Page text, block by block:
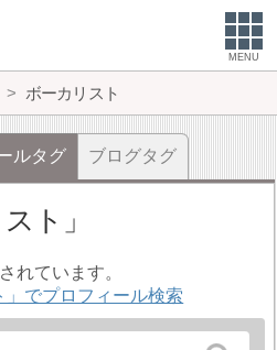
MENU
ボーカリスト
ルタグ ブログタグ
ト
れています。
でプロフィール検索